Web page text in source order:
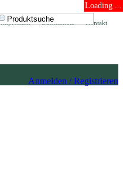
Loading ...
Kontakt
Datenschutz
Impressum
Anmelden / Registrieren